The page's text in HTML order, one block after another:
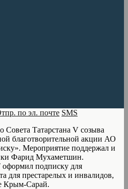
по эл. почте SMS
Совета Татарстана V созыва
благотворительной акции АО
Мероприятие поддержал и
Фарид Мухаметшин.
оформил подписку для
для престарелых и инвалидов,
Крым-Сарай.